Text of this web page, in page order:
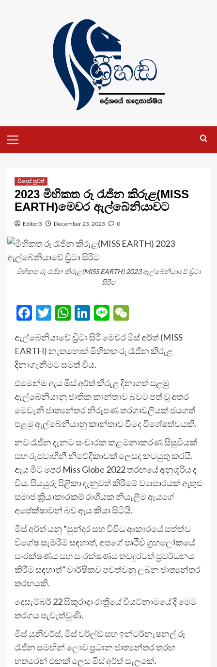
Menu
විදෙස් පුවත්
2023 මිහිකත රූ රැජින කිරුළ(MISS
EARTH)මෙවර ඇල්බේනියාවට
Editor3 December 23, 2023 0
මිහිකත රූ රැජින කිරුළ(MISS EARTH) 2023 ඇල්බේනියාවේ ඩ්‍රිටා
සිරිට
Facebook
Twitter
WhatsApp
LinkedIn
Line
ඇල්බේනියාවේ ඩ්‍රිටා සිරි මෙවර මිස් අර්ත් (MISS
EARTH) නැතහොත් මිහිකත රූ රැජින කිරුළ
දිනාගැනීමට සමත් විය.
එමෙන්ම ඇය මිස් අර්ත් කිරුළ දිනාගත් පළමු
ඇල්බේනියානු ජාතික කාන්තාව බවට පත් වූ අතර
මෙවැනි ජාත්‍යන්තර නිරූපණ තරගාවලියක් ජයගත්
පළමු ඇල්බේනියානු කාන්තාව වීමද විශේෂත්වයකි.
නව රැජින දැනට සංචාරක කළමනාකරණ සිසුවියක්
සහ රූපවාහිනී නිවේදිකාවක් ලෙසද කටයුතු කරයි.
ඇය මීට පෙර Miss Globe 2022 තරඟයේ අනුශූරිය ද
විය. පියයුරු පිළිකා දැනුවත් කිරීමේ ව්‍යාපාරයක් ඇතුළු
සමාජ ක්‍රියාකාරකම් රාශියක නියැලීම ඇයගේ
අපේක්ෂාවන් බව ඇය කියා සිටියි.
මිස් අර්ත් යනු “සුන්දර සහ විවිධ ආකාරයේ සත්ත්ව
විශේෂ සැමරීම සඳහාත්, අපගේ පෘථිවි ග්‍රහලෝකයේ
සංරක්ෂණය සහ සංරක්ෂණය තවදුරටත් ප්‍රවර්ධනය
කිරීම සඳහාත්” වාර්ෂිකව පවත්වනු ලබන ජාත්‍යන්තර
තරඟයකි.
දෙසැම්බර් 22 සිකුරාදා රාත්‍රියේ වියට්නාමයේ දී මෙම
තරගය පැවැත්වුණි.
මිස් යුනිවර්ස්, මිස් වර්ල්ඩ් සහ ඉන්ටර්නැෂනල් රූ
රැජින සමඟින් ලොව ප්‍රධාන ජාත්‍යන්තර තරඟ
හතරෙන් එකක් ලෙස මිස් අර්ත් සැලකේ.